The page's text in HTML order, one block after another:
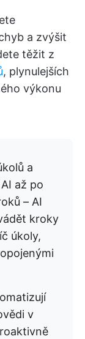
a zvýšit
těžit z
, plynulejších
výkonu
a
až po
– AI
kroky
úkoly,
v